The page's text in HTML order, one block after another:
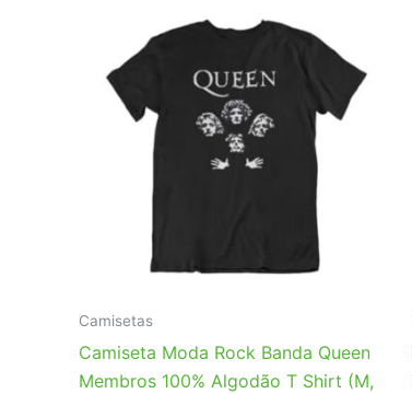
Camisetas
Camiseta Moda Rock Banda Queen
Membros 100% Algodão T Shirt (M,